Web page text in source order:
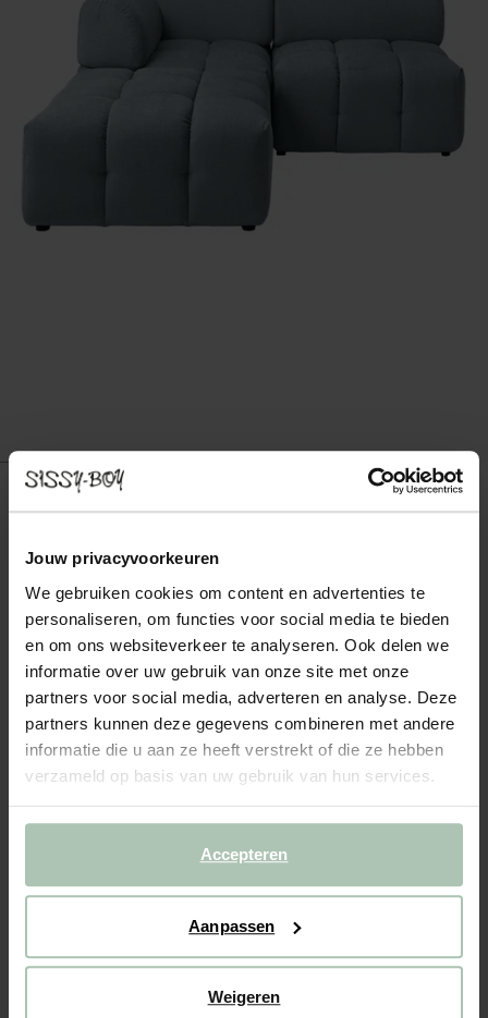
Jouw privacyvoorkeuren
We gebruiken cookies om content en advertenties te
personaliseren, om functies voor social media te bieden
en om ons websiteverkeer te analyseren. Ook delen we
informatie over uw gebruik van onze site met onze
partners voor social media, adverteren en analyse. Deze
partners kunnen deze gegevens combineren met andere
informatie die u aan ze heeft verstrekt of die ze hebben
verzameld op basis van uw gebruik van hun services.
Accepteren
Aanpassen
Weigeren
MARQUIS MODULAIRE BANK ARTIC GREY
bestaat uit een hoek, een hocker en een zitting/stoel. De bank
is 100% modulair je kan er dus eindeloos veel opstellingen mee
maken. Vul je modulaire bank bijvoorbeeld nog...Lees meer
Modulaire bank (1x) + opties
2 Stof: Artic Grey + kleuropties
Levertijd: 8–12 weken
VOEG TOE AAN WINKELMAND